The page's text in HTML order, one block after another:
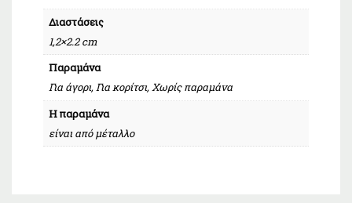
Διαστάσεις
1,2×2.2 cm
Παραμάνα
Για άγορι, Για κορίτσι, Χωρίς παραμάνα
Η παραμάνα
είναι από μέταλλο